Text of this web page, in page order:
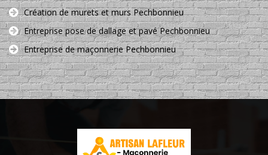
Création de murets et murs Pechbonnieu
Entreprise pose de dallage et pavé Pechbonnieu
Entreprise de maçonnerie Pechbonnieu